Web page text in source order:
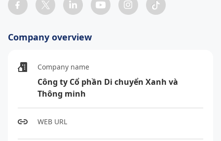
Company overview
Company name
Công ty Cổ phần Di chuyển Xanh và
Thông minh
WEB URL